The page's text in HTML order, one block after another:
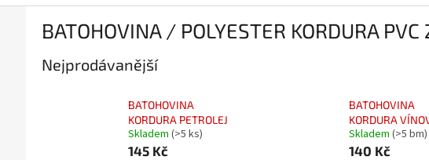
BATOHOVINA / POLYESTER KORDURA PVC
Nejprodávanější
BATOHOVINA
KORDURA PETROLEJ
Skladem (>5 ks)
145 Kč
BATOHOVINA
KORDURA
Skladem (>5 bm)
140 Kč